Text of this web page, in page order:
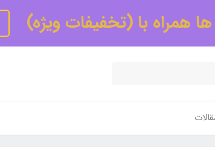
همراه با (تخفیفات ویژه)